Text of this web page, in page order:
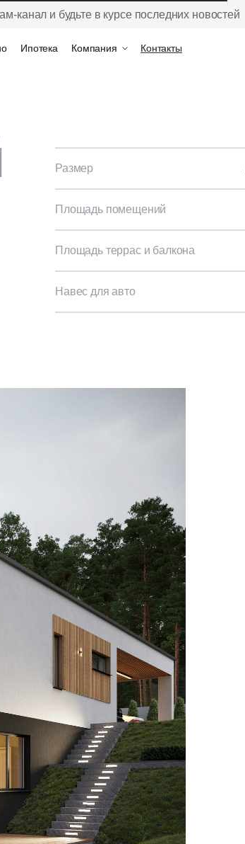
канал и будьте в курсе последних новостей
Компания
Компания
Ипотека
Ипотека Контакты
Контакты
Размер
Площадь помещений
Площадь террас и балкона
Навес для авто